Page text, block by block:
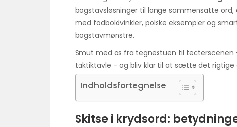
bogstavsløsninger til lange sammensatte
med fodboldvinkler, polske eksempler og
bogstavmønstre.
Smut med os fra tegnestuen til
taktiktavle – og bliv klar til at sætte det rigtige
Indholdsfortegnelse
Skitse i krydsord: